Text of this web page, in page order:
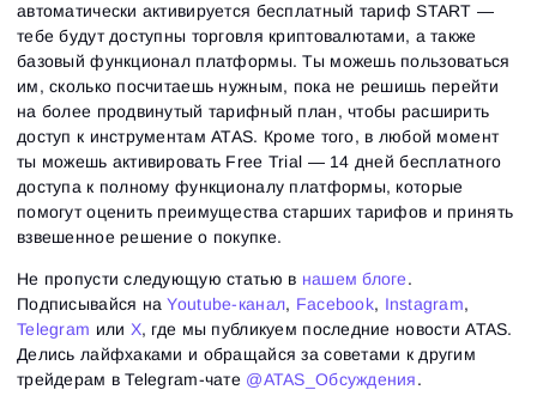
автоматически активируется бесплатный тариф START —
тебе будут доступны торговля криптовалютами, а также
базовый функционал платформы. Ты можешь пользоваться
им, сколько посчитаешь нужным, пока не решишь перейти
на более продвинутый тарифный план, чтобы расширить
доступ к инструментам ATAS. Кроме того, в любой момент
ты можешь активировать Free Trial — 14 дней бесплатного
доступа к полному функционалу платформы, которые
помогут оценить преимущества старших тарифов и принять
взвешенное решение о покупке.
Не пропусти следующую статью в нашем блоге.
Подписывайся наYoutube-канал, Facebook, Instagram,
Telegram или X, где мы публикуем последние новости ATAS.
Делись лайфхаками и обращайся за советами к другим
трейдерам в Telegram-чате @ATAS_Обсуждения.